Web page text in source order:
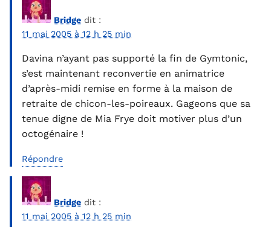
Bridge dit :
11 mai 2005 à 12 h 25 min
Davina n’ayant pas supporté la fin de Gymtonic,
s’est maintenant reconvertie en animatrice
d’après-midi remise en forme à la maison de
retraite de chicon-les-poireaux. Gageons que sa
tenue digne de Mia Frye doit motiver plus d’un
octogénaire !
Répondre
Bridge dit :
11 mai 2005 à 12 h 25 min